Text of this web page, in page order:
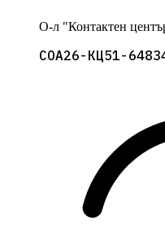
О-л "Контактен
СОА26-КЦ51-